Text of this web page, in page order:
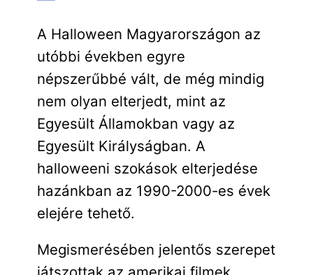
A Halloween Magyarországon az
utóbbi években egyre
népszerűbbé vált, de még mindig
nem olyan elterjedt, mint az
Egyesült Államokban vagy az
Egyesült Királyságban. A
halloweeni szokások elterjedése
hazánkban az 1990-2000-es évek
elejére tehető.
Megismerésében jelentős szerepet